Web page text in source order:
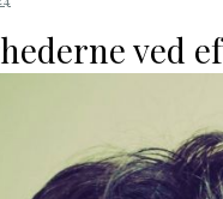
ved